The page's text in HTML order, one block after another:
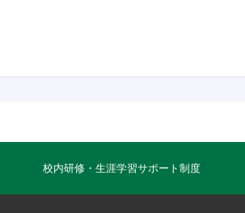
校内研修・生涯学習サポート制度